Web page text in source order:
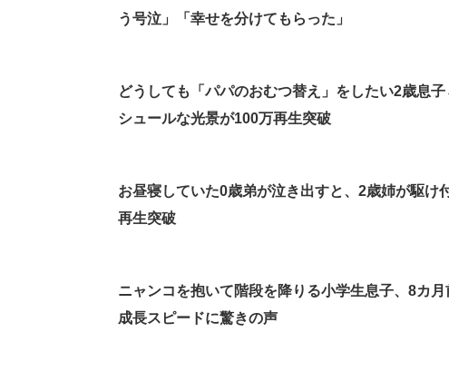
う号泣」「幸せを分けてもらった」
どうしても「パパのおむつ替え」をしたい2歳
シュールな光景が100万再生突破
お昼寝していた0歳弟が泣き出すと、2歳姉が駆
再生突破
ニャンコを抱いて階段を降りる小学生息子、8
成長スピードに驚きの声